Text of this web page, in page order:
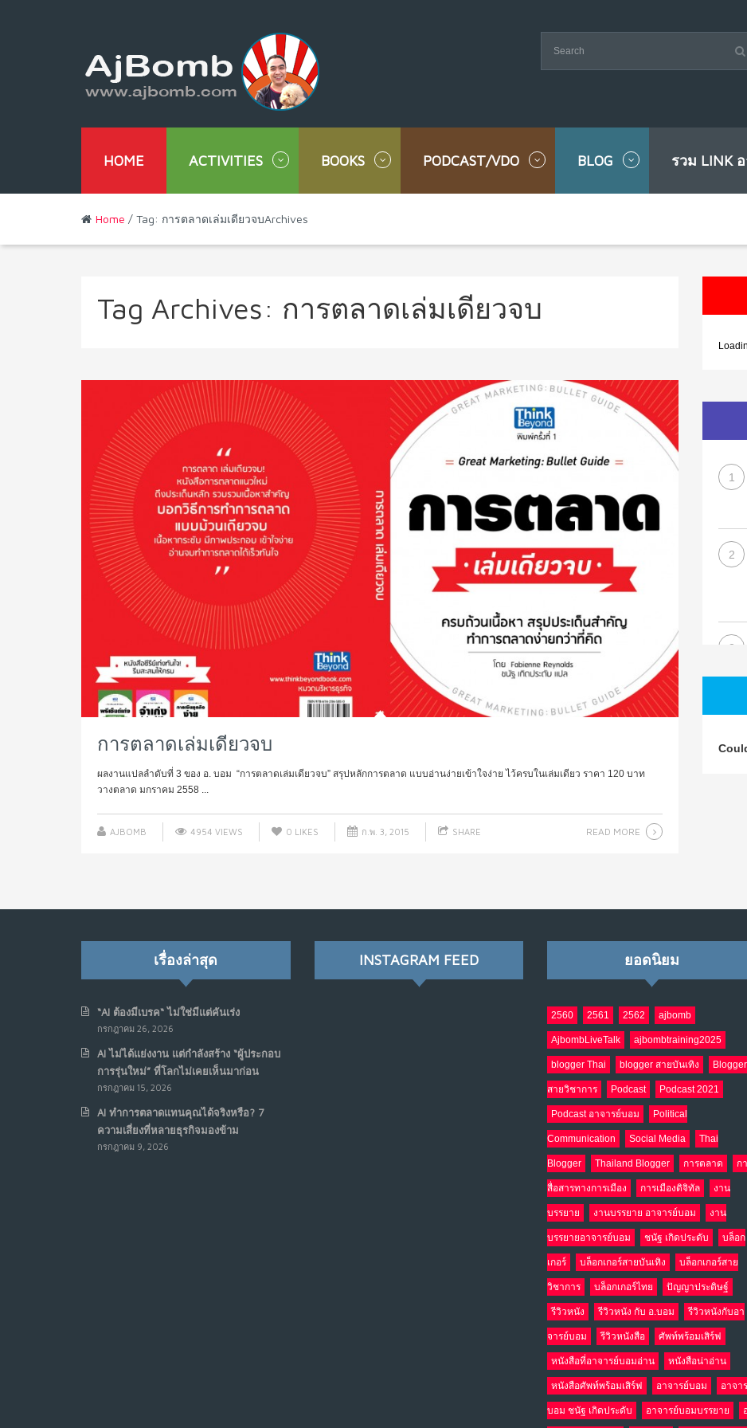
HOME ACTIVITIES BOOKS PODCAST/VDO BLOG รวม LINK
Home / Tag: การตลาดเล่มเดียวจบArchives
Tag Archives: การตลาดเล่มเดียวจบ
การตลาดเล่มเดียวจบ
ผลงานแปลลำดับที่ 3 ของ อ. บอม “การตลาดเล่มเดียวจบ” สรุปหลักการตลาด แบบอ่านง่ายเข้าใจง่าย ไว้ครบในเล่มเดียว ราคา 120 บาท
วางตลาด มกราคม 2558 ...
AJBOMB 4954 VIEWS 0 LIKES ก.พ. 3, 2015 SHARE READ MORE
1
2
3
6
9
10
เรื่องล่าสุด
“AI ต้องมีเบรค“ ไม่ใช่มีแต่คันเร่ง
กรกฎาคม 26, 2026
AI ไม่ได้แย่งงาน แต่กำลังสร้าง “ผู้ประกอบ
การรุ่นใหม่” ที่โลกไม่เคยเห็นมาก่อน
กรกฎาคม 15, 2026
AI ทำการตลาดแทนคุณได้จริงหรือ? 7
ความเสี่ยงที่หลายธุรกิจมองข้าม
กรกฎาคม 9, 2026
INSTAGRAM FEED ยอดนิยม
2560 2561 2562 ajbomb
AjbombLiveTalk ajbombtraining2025
blogger Thai blogger สายบันเทิง Blogger
สายวิชาการ Podcast Podcast 2021
Podcast อาจารย์บอม Political
Communication Social Media Thai
Blogger Thailand Blogger การตลาด ก
สื่อสารทางการเมือง การเมืองดิจิทัล งาน
บรรยาย งานบรรยาย อาจารย์บอม งาน
บรรยายอาจารย์บอม ชนัฐ เกิดประดับ บล็อก
เกอร์ บล็อกเกอร์สายบันเทิง บล็อกเกอร์สาย
วิชาการ บล็อกเกอร์ไทย ปัญญาประดิษฐ์
รีวิวหนัง รีวิวหนัง กับ อ.บอม รีวิวหนังกับอา
จารย์บอม รีวิวหนังสือ ศัพท์พร้อมเสิร์ฟ
หนังสือที่อาจารย์บอมอ่าน หนังสือน่าอ่าน
หนังสือศัพท์พร้อมเสิร์ฟ อาจารย์บอม อาจา
บอม ชนัฐ เกิดประดับ อาจารย์บอมบรรยาย